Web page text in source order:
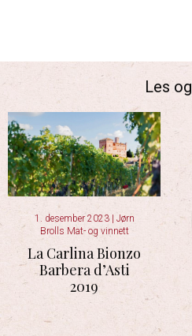
Les
1. desember 2023 | Jørn
Brolls Mat- og vinnett
La Carlina Bionzo
Barbera d’Asti
2019